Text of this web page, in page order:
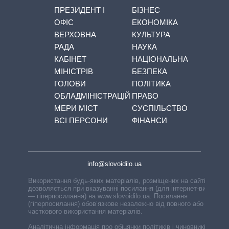
ПРЕЗИДЕНТ І
ОФІС
ВЕРХОВНА
РАДА
КАБІНЕТ
МІНІСТРІВ
ГОЛОВИ
ОБЛАДМІНІСТРАЦІЙ
МЕРИ МІСТ
ВСІ ПЕРСОНИ
БІЗНЕС
ЕКОНОМІКА
КУЛЬТУРА
НАУКА
НАЦІОНАЛЬНА
БЕЗПЕКА
ПОЛІТИКА
ПРАВО
СУСПІЛЬСТВО
ФІНАНСИ
info@slovoidilo.ua
Використання будь-яких матеріалів, розміщених на сайті,
дозволяється при вказуванні посилання (для інтернет-видань
— гіперпосилання) на www.slovoidilo.ua. Посилання
(гіперпосилання) обов’язкове незалежно від повного або
часткового використання матеріалів.
Аналітична інформація про обіцянки політиків і чиновників,